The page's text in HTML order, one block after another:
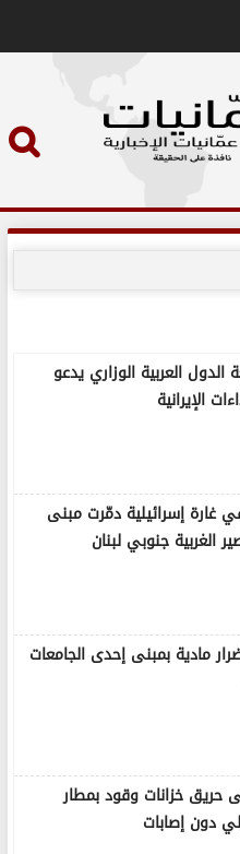
العربية الوزاري يدعو
الإيرانية
غارة إسرائيلية دمّرت مبنى
الغربية جنوبي لبنان
مادية بمبنى إحدى الجامعات
حريق خزانات وقود بمطار
دون إصابات